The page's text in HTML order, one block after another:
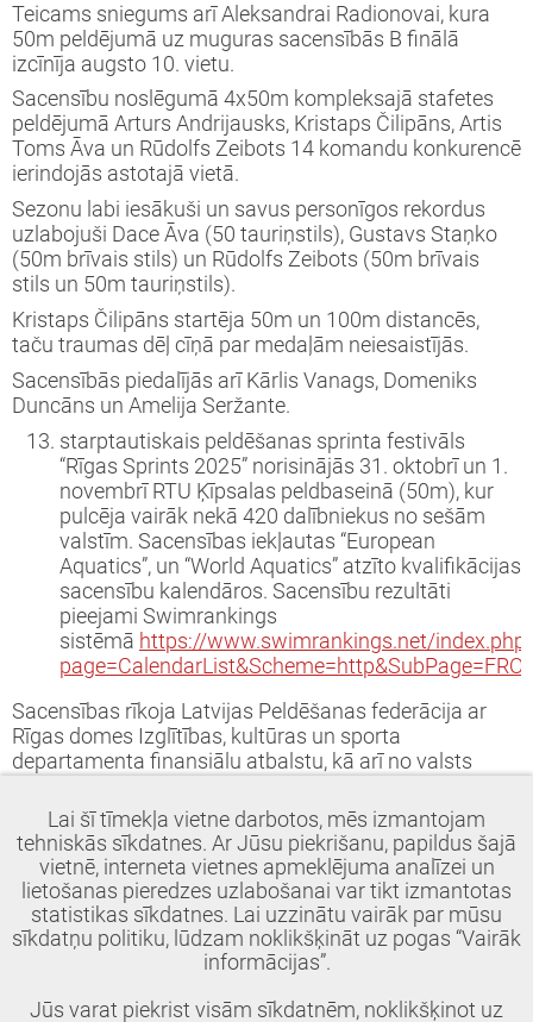
Teicams sniegums arī Aleksandrai Radionovai, kura
50m peldējumā uz muguras sacensībās B finālā
izcīnīja augsto 10. vietu.
Sacensību noslēgumā 4x50m kompleksajā stafetes
peldējumā Arturs Andrijausks, Kristaps Čilipāns, Artis
Toms Āva un Rūdolfs Zeibots 14 komandu konkurencē
ierindojās astotajā vietā.
Sezonu labi iesākuši un savus personīgos rekordus
uzlabojuši Dace Āva (50 tauriņstils), Gustavs Staņko
(50m brīvais stils) un Rūdolfs Zeibots (50m brīvais
stils un 50m tauriņstils).
Kristaps Čilipāns startēja 50m un 100m distancēs,
taču traumas dēļ cīņā par medaļām neiesaistījās.
Sacensībās piedalījās arī Kārlis Vanags, Domeniks
Duncāns un Amelija Seržante.
starptautiskais peldēšanas sprinta festivāls
“Rīgas Sprints 2025” norisinājās 31. oktobrī un 1.
novembrī RTU Ķīpsalas peldbaseinā (50m), kur
pulcēja vairāk nekā 420 dalībniekus no sešām
valstīm. Sacensības iekļautas “European
Aquatics”, un “World Aquatics” atzīto kvalifikācijas
sacensību kalendāros. Sacensību rezultāti
pieejami Swimrankings
sistēmā https://www.swimrankings.net/
Sacensības rīkoja Latvijas Peldēšanas federācija ar
Rīgas domes Izglītības, kultūras un sporta
departamenta finansiālu atbalstu, kā arī no valsts
zinātnes ministrijas.
Dalīties: Twitter Facebook Google+ Draugiem
Lai šī tīmekļa vietne darbotos, mēs izmantojam
tehniskās sīkdatnes. Ar Jūsu piekrišanu, papildus šajā
vietnē, interneta vietnes apmeklējuma analīzei un
lietošanas pieredzes uzlabošanai var tikt izmantotas
statistikas sīkdatnes. Lai uzzinātu vairāk par mūsu
sīkdatņu politiku, lūdzam noklikšķināt uz pogas “Vairāk
informācijas”.
Jūs varat piekrist visām sīkdatnēm, noklikšķinot uz